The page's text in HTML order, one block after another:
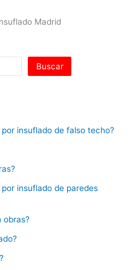
Buscar
insuflado de falso techo?
insuflado de paredes
obras?